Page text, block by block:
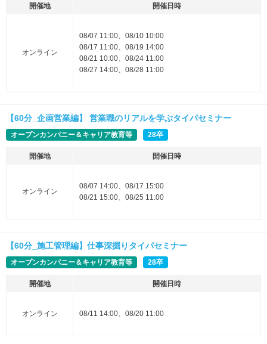
開催地 開催日時
オンライン
08/07 11:00、08/10 10:00
08/17 11:00、08/19 14:00
08/21 10:00、08/24 11:00
08/27 14:00、08/28 11:00
【60分_企画営業編】 営業職のリアルを学ぶタイパセミナー
オープンカンパニー＆キャリア教育等 28卒
開催地 開催日時
オンライン
08/07 14:00、08/17 15:00
08/21 15:00、08/25 11:00
【60分_施工管理編】仕事深掘りタイパセミナー
オープンカンパニー＆キャリア教育等 28卒
開催地 開催日時
オンライン 08/11 14:00、08/20 11:00